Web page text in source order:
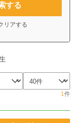
する
リアする
1件